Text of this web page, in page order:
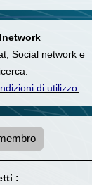
Social network e
di utilizzo.
: